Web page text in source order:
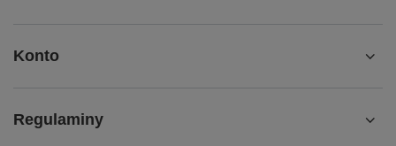
Konto
Regulaminy